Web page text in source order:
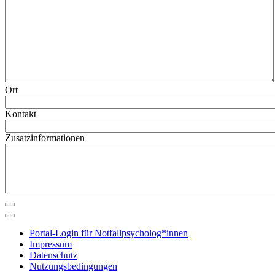
Ort
Kontakt
Zusatzinformationen
Portal-Login für Notfallpsycholog*innen
Impressum
Datenschutz
Nutzungsbedingungen